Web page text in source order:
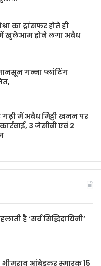
का ट्रांसफर होते ही
खुलेआम होने लगा अवैध
गन्ना प्लांटिंग
गढ़ी में अवैध मिट्टी खनन पर
3 जेसीबी एवं 2
है ‘सर्व सिद्धिदायिनी’
भीमराव आंबेडकर स्मारक 15